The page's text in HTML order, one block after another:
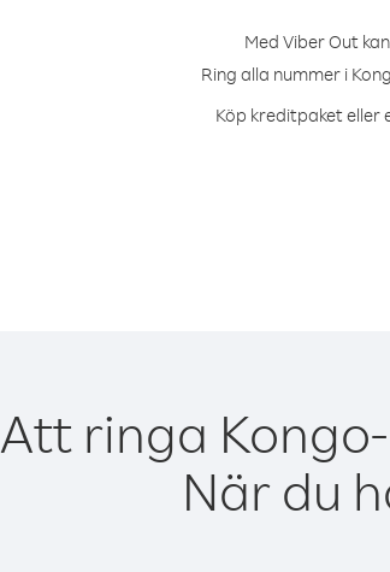
Med Viber Out
Ring alla nummer i
Köp kreditpaket eller
Att ringa
När du